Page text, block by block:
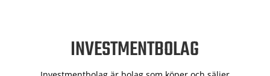
INVESTMENTBOLAG